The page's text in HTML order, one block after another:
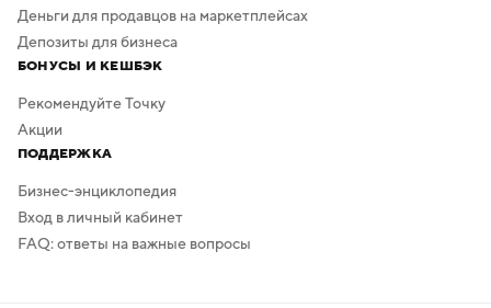
Деньги для продавцов на маркетплейсах
Депозиты для бизнеса
БОНУСЫ И КЕШБЭК
Рекомендуйте Точку
Акции
ПОДДЕРЖКА
Бизнес-энциклопедия
Вход в личный кабинет
FAQ: ответы на важные вопросы